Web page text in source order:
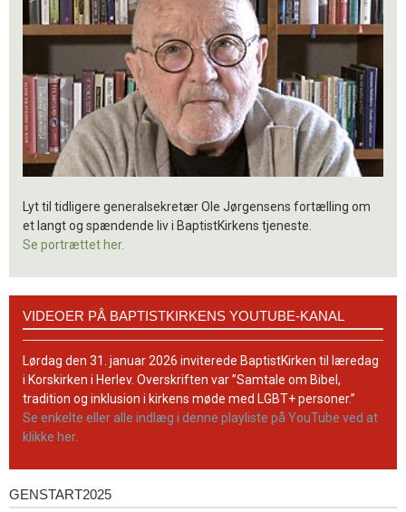
Lyt til tidligere generalsekretær Ole Jørgensens fortælling om
et langt og spændende liv i BaptistKirkens tjeneste.
Se portrættet her.
BaptistKirkens
YouTube-
kanal
VIDEOER PÅ BAPTISTKIRKENS YOUTUBE-KANAL
Lørdag den 31. januar 2026 inviterede BaptistKirken til læredag
i Korskirken i Herlev. Overskriften var ”Samtale om Bibel,
tradition og inklusion i kirkens møde med LGBT+ personer.”
Se enkelte eller alle indlæg i denne playliste på YouTube ved at
klikke her.
Genstart2025
GENSTART2025